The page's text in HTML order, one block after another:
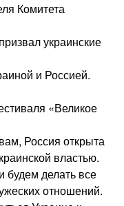
Комитета
украинские
и Россией.
«Великое
Россия открыта
властью.
будем делать все
отношений.